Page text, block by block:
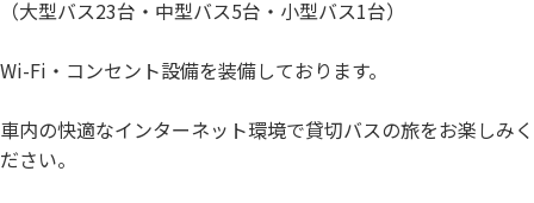
閉じる
（大型バス23台・中型バス5台・小型バス1台）
Wi-Fi・コンセント設備を装備しております。
車内の快適なインターネット環境で貸切バスの旅をお楽しみく
ださい。